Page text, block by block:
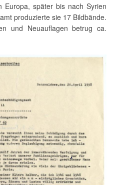
Europa, später bis nach Syrien
produzierte sie 17 Bildbände.
und Neuauflagen betrug ca.